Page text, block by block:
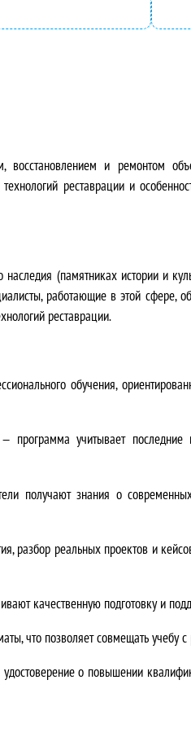
с
т
а
л
а
5
0
.
и ремонтом
реставрации и
(памятниках истории и
работающие в этой сфере,
реставрации.
обучения,
— программа учитывает
получают знания о
разбор реальных проектов и
качественную подготовку и
что позволяет совмещать учебу с
о повышении